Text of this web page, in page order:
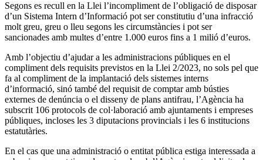
Segons es recull en la Llei l’incompliment de l’obligació de disposar
d’un Sistema Intern d’Informació pot ser constitutiu d’una infracció
molt greu, greu o lleu segons les circumstàncies i pot ser
sancionades amb multes d’entre 1.000 euros fins a 1 milió d’euros.
Amb l’objectiu d’ajudar a les administracions públiques en el
compliment dels requisits previstos en la Llei 2/2023, no sols pel que
fa al compliment de la implantació dels sistemes interns
d’informació, sinó també del requisit de comptar amb bústies
externes de denúncia o el disseny de plans antifrau, l’Agència ha
subscrit 106 protocols de col·laboració amb ajuntaments i empreses
públiques, incloses les 3 diputacions provincials i les 6 institucions
estatutàries.
En el cas que una administració o entitat pública estiga interessada a